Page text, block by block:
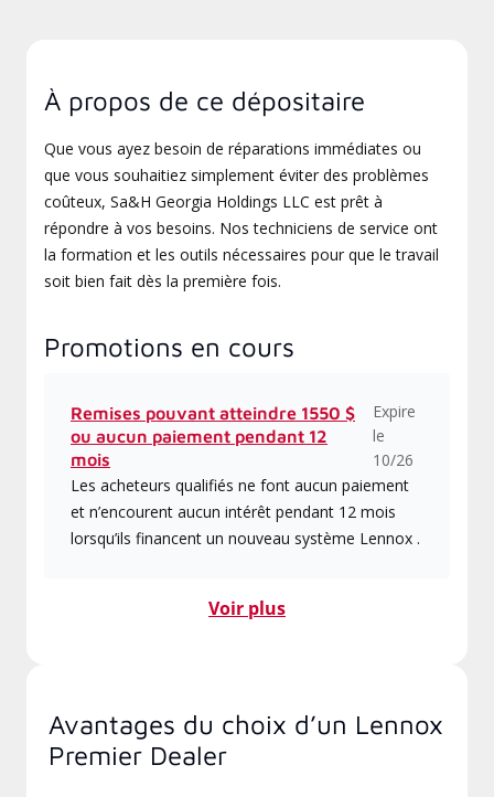
À propos de ce dépositaire
Que vous ayez besoin de réparations immédiates ou
que vous souhaitiez simplement éviter des problèmes
coûteux, Sa&H Georgia Holdings LLC est prêt à
répondre à vos besoins. Nos techniciens de service ont
la formation et les outils nécessaires pour que le travail
soit bien fait dès la première fois.
Promotions en cours
Remises pouvant atteindre 1550 $
ou aucun paiement pendant 12
mois
Expire
le
10/26
Les acheteurs qualifiés ne font aucun paiement
et n’encourent aucun intérêt pendant 12 mois
lorsqu’ils financent un nouveau système Lennox .
Voir plus
Avantages du choix d’un Lennox
Premier Dealer